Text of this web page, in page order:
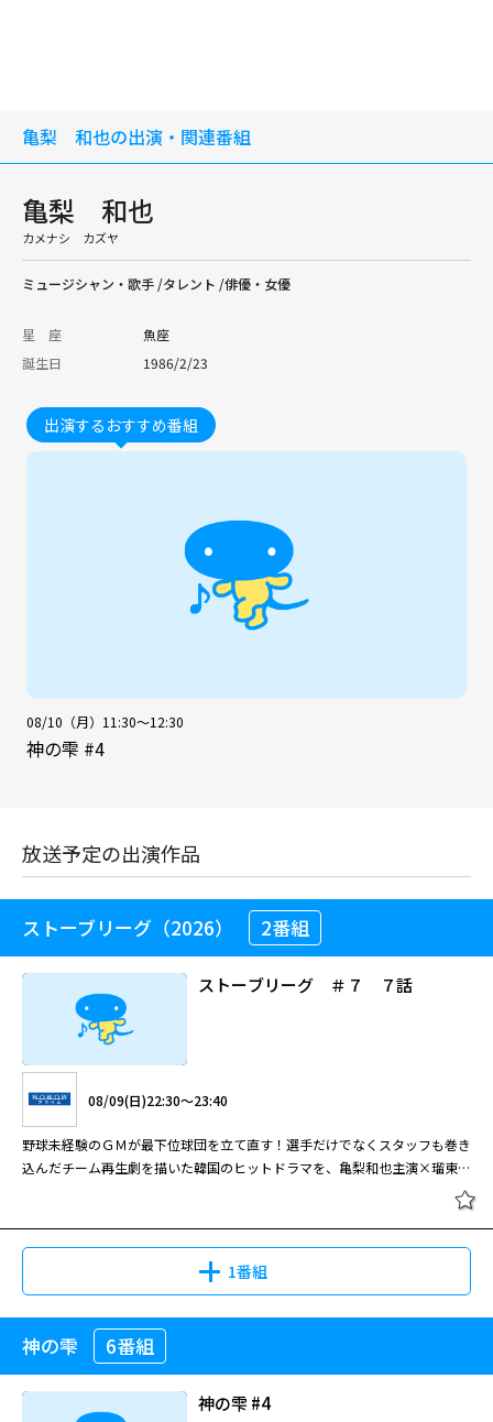
亀梨 和也の出演・関連番組
亀梨 和也
カメナシ カズヤ
ミュージシャン・歌手 /タレント /俳優・女優
星 座
魚座
誕生日
1986/2/23
出演するおすすめ番組
08/10（月）11:30～12:30
神の雫 #4
放送予定の出演作品
ストーブリーグ（2026） 2番組
ストーブリーグ ＃７ ７話
08/09(日)22:30～23:40
野球未経験のＧＭが最下位球団を立て直す！選手だけでなくスタッフも巻き
込んだチーム再生劇を描いた韓国のヒットドラマを、亀梨和也主演×瑠東東
1番組
神の雫 6番組
神の雫 #4